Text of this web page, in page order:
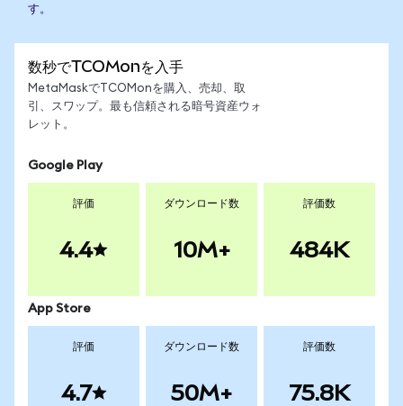
す。
数秒でTCOMonを入手
MetaMaskでTCOMonを購入、売却、取
引、スワップ。最も信頼される暗号資産ウォ
レット。
Google Play
評価
4.4
ダウンロード数
10M+
評価数
484K
App Store
評価
4.7
ダウンロード数
50M+
評価数
75.8K